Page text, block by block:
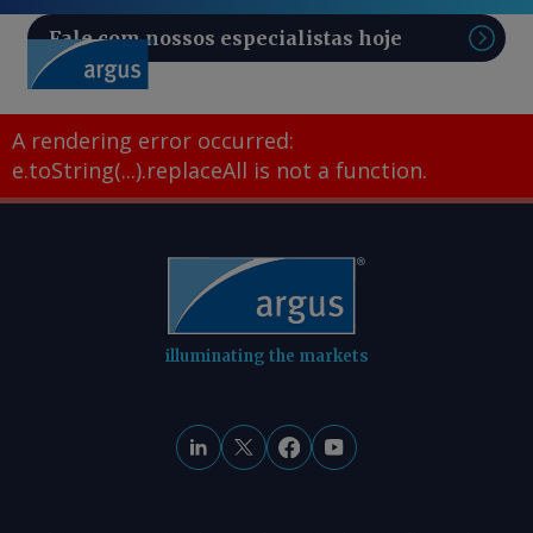
Fale com nossos especialistas hoje
A rendering error occurred:
e.toString(...).replaceAll is not a function.
illuminating the markets